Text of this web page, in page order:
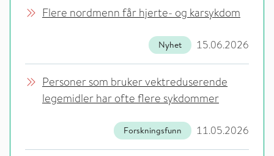
Flere nordmenn får hjerte- og karsykdom
15.06.2026
Nyhet
Personer som bruker vektreduserende
legemidler har ofte flere sykdommer
11.05.2026
Forskningsfunn